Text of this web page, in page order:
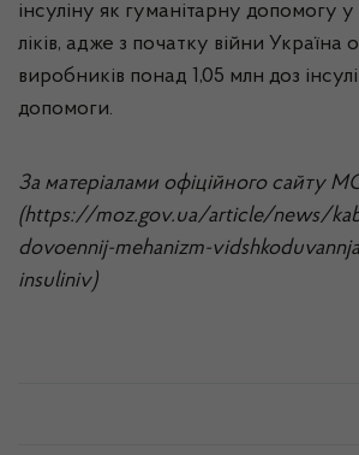
інсуліну як гуманітарну допомогу у
ліків, адже з початку війни Україна
виробників понад 1,05 млн доз
допомоги.
За матеріалами офіційного сайту
(https://moz.gov.ua/article/news/
dovoennij-mehanizm-
insuliniv)